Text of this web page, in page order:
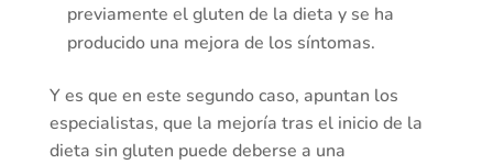
previamente el gluten de la dieta y se ha
producido una mejora de los síntomas.
Y es que en este segundo caso, apuntan los
especialistas, que la mejoría tras el inicio de la
dieta sin gluten puede deberse a una